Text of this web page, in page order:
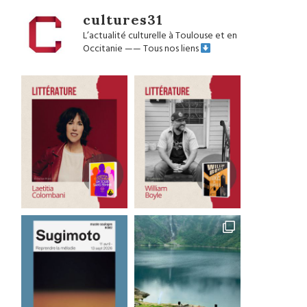
cultures31
L’actualité culturelle à Toulouse et en
Occitanie——Tous nos liens